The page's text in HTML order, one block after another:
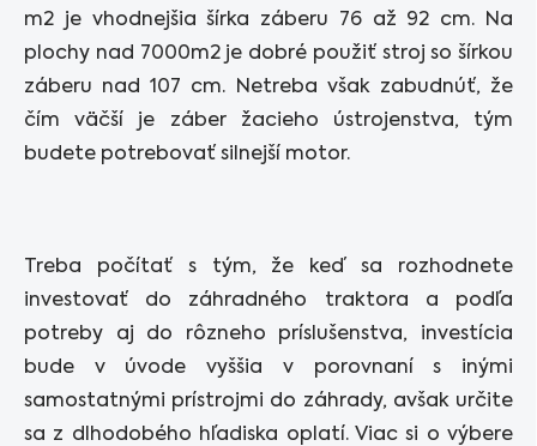
m2 je vhodnejšia šírka záberu 76 až 92 cm. Na
plochy nad 7000m2 je dobré použiť stroj so šírkou
záberu nad 107 cm. Netreba však zabudnúť, že
čím väčší je záber žacieho ústrojenstva, tým
budete potrebovať silnejší motor.
Treba počítať s tým, že keď sa rozhodnete
investovať do záhradného traktora a podľa
potreby aj do rôzneho príslušenstva, investícia
bude v úvode vyššia v porovnaní s inými
samostatnými prístrojmi do záhrady, avšak určite
sa z dlhodobého hľadiska oplatí. Viac si o výbere